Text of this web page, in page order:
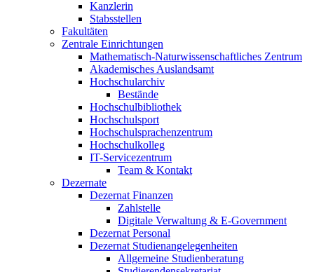
Kanzlerin
Stabsstellen
Fakultäten
Zentrale Einrichtungen
Mathematisch-Naturwissenschaftliches Zentrum
Akademisches Auslandsamt
Hochschularchiv
Bestände
Hochschulbibliothek
Hochschulsport
Hochschulsprachenzentrum
Hochschulkolleg
IT-Servicezentrum
Team & Kontakt
Dezernate
Dezernat Finanzen
Zahlstelle
Digitale Verwaltung & E-Government
Dezernat Personal
Dezernat Studienangelegenheiten
Allgemeine Studienberatung